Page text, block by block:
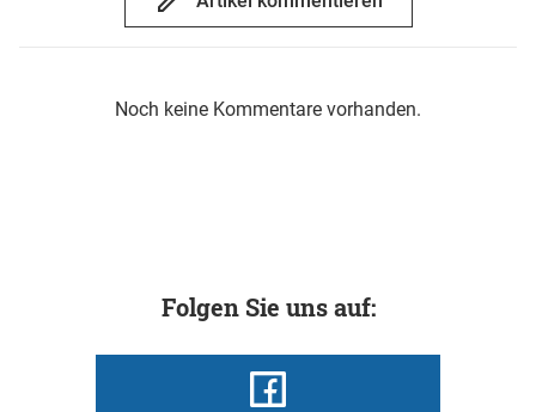
Noch keine Kommentare vorhanden.
Folgen Sie uns auf: